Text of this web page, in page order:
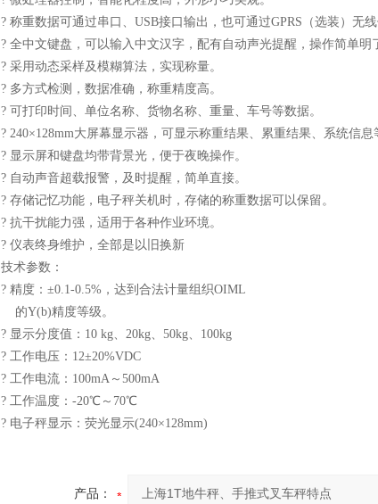
? 称重数据可通过串口、USB接口输出，也可通过GPRS（选装）无线
? 全中文键盘，可以输入中文汉字，配有自动声光提醒，操作简单明
? 采用动态采样及模糊算法，实现称量。
? 多方式检测，数据准确，称重精度高。
? 可打印时间、单位名称、货物名称、重量、车号等数据。
? 240×128mm大屏幕显示器，可显示称重结果、累重结果、系统信息
? 显示屏和键盘均带背景光，便于夜晚操作。
? 自动声音超载报警，及时提醒，简单直接。
? 存储记忆功能，电子秤关机时，存储的称重数据可以保留。
? 抗干扰能力强，适用于各种作业环境。
? 仪表终身维护，全部是以旧换新
技术参数：
? 精度：±0.1-0.5%，达到合法计量组织OIML
的Y(b)精度等级。
? 显示分度值：10 kg、20kg、50kg、100kg
? 工作电压：12±20%VDC
? 工作电流：100mA～500mA
? 工作温度：-20℃～70℃
? 电子秤显示：荧光显示(240×128mm)
产品：